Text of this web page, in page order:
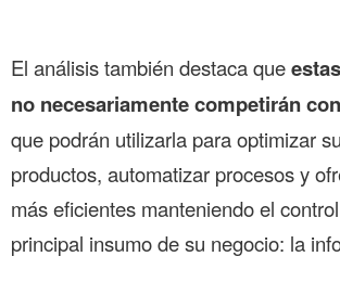
El análisis también destaca que
no necesariamente competirán
que podrán utilizarla para optimizar
productos, automatizar procesos y
más eficientes manteniendo el
principal insumo de su negocio: la